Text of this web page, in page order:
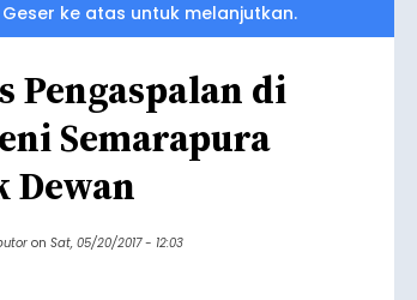
ke atas untuk melanjutkan.
Pengaspalan di
Semarapura
on Sat, 05/20/2017 - 12:03